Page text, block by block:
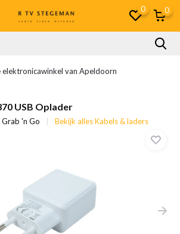
0 0
elektronicawinkel van Apeldoorn
USB Oplader
Grab 'n Go Bekijk alles Kabels & laders